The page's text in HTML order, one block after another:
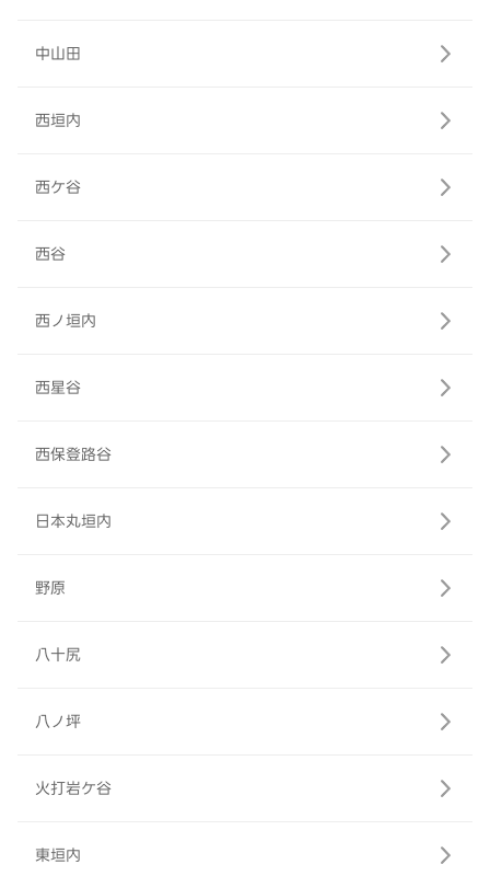
中山田
西垣内
西ケ谷
西谷
西ノ垣内
西星谷
西保登路谷
日本丸垣内
野原
八十尻
八ノ坪
火打岩ケ谷
東垣内